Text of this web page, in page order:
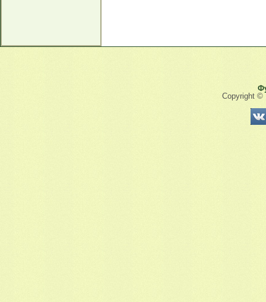
Copyright ©